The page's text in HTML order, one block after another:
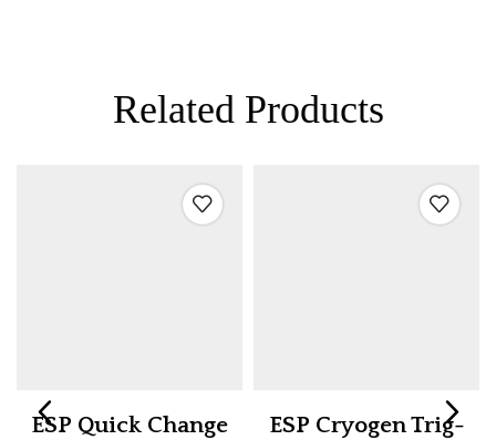
Related Products
ESP Quick Change
ESP Cryogen Trig-